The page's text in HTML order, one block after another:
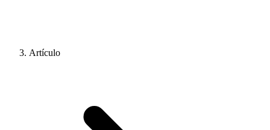
Artículo